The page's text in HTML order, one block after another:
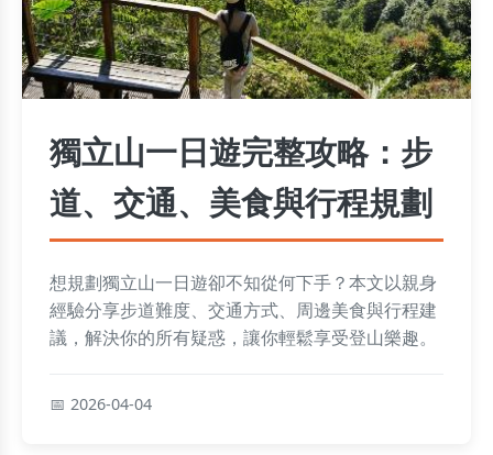
獨立山一日遊完整攻略：步
道、交通、美食與行程規劃
想規劃獨立山一日遊卻不知從何下手？本文以親身
經驗分享步道難度、交通方式、周邊美食與行程建
議，解決你的所有疑惑，讓你輕鬆享受登山樂趣。
2026-04-04